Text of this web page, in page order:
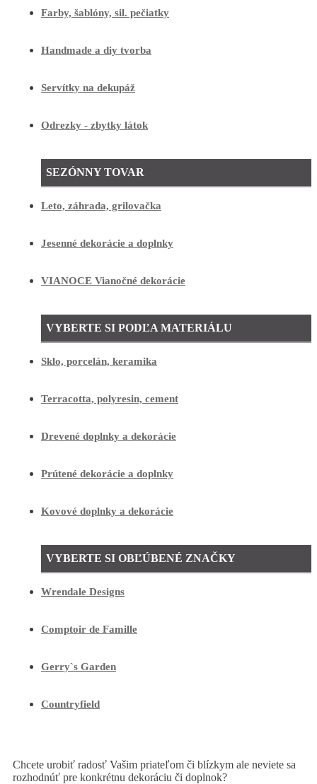
Farby, šablóny, sil. pečiatky
Handmade a diy tvorba
Servítky na dekupáž
Odrezky - zbytky látok
SEZÓNNY TOVAR
Leto, záhrada, grilovačka
Jesenné dekorácie a doplnky
VIANOCE Vianočné dekorácie
VYBERTE SI PODĽA MATERIÁLU
Sklo, porcelán, keramika
Terracotta, polyresin, cement
Drevené doplnky a dekorácie
Prútené dekorácie a doplnky
Kovové doplnky a dekorácie
VYBERTE SI OBĽÚBENÉ ZNAČKY
Wrendale Designs
Comptoir de Famille
Gerry`s Garden
Countryfield
Chcete urobiť radosť Vašim priateľom či blízkym ale neviete sa
rozhodnúť pre konkrétnu dekoráciu či doplnok?